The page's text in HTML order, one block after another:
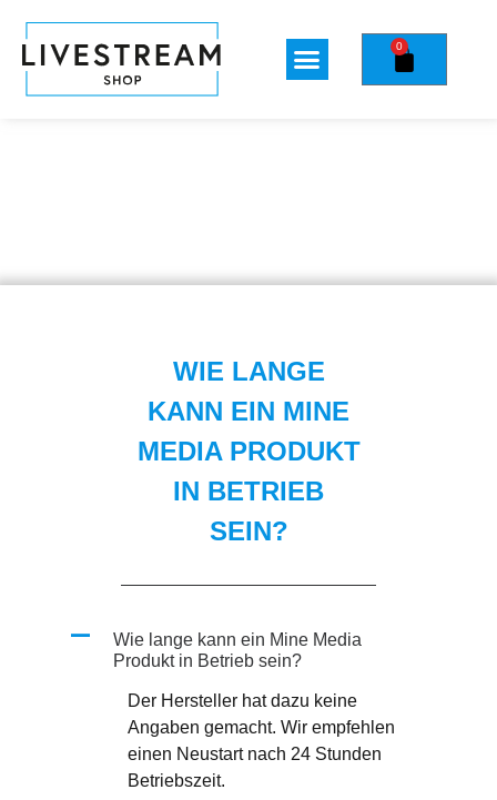
0
WIE LANGE
KANN EIN MINE
MEDIA PRODUKT
IN BETRIEB
SEIN?
A
Wie lange kann ein Mine Media
Produkt in Betrieb sein?
Der Hersteller hat dazu keine
Angaben gemacht. Wir empfehlen
einen Neustart nach 24 Stunden
Betriebszeit.